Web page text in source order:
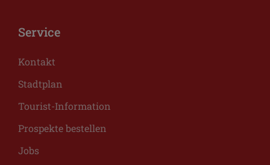
Service
Kontakt
Stadtplan
Tourist-Information
Prospekte bestellen
Jobs